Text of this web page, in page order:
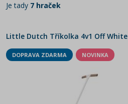
Je tady 7 hraček
Little Dutch Tříkolka 4v1 Off White
DOPRAVA ZDARMA NOVINKA